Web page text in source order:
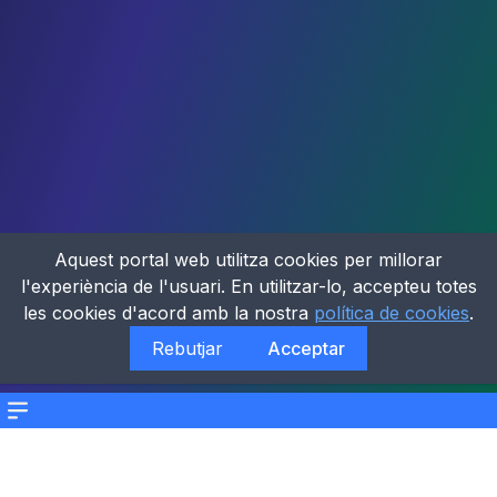
Menu
Aquest portal web utilitza cookies per millorar
l'experiència de l'usuari. En utilitzar-lo, accepteu totes
les cookies d'acord amb la nostra política de cookies.
Rebutjar
Acceptar